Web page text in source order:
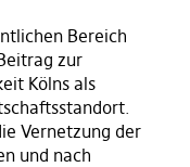
Bereich
zur
Kölns als
Vernetzung der
und nach